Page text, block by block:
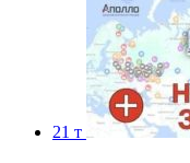
21 т